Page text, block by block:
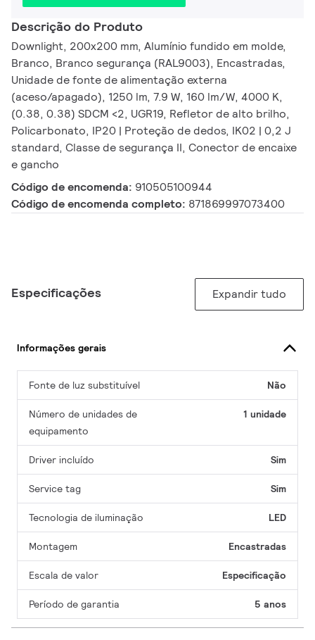
Descrição do Produto
Downlight, 200x200 mm, Alumínio fundido em molde,
Branco, Branco segurança (RAL9003), Encastradas,
Unidade de fonte de alimentação externa
(aceso/apagado), 1250 lm, 7.9 W, 160 lm/W, 4000 K,
(0.38, 0.38) SDCM <2, UGR19, Refletor de alto brilho,
Policarbonato, IP20 | Proteção de dedos, IK02 | 0,2 J
standard, Classe de segurança II, Conector de encaixe
e gancho
Código de encomenda: 910505100944
Código de encomenda completo: 871869997073400
Especificações Expandir tudo
Informações gerais
Fonte de luz substituível Não
Número de unidades de
equipamento
1 unidade
Driver incluído Sim
Service tag Sim
Tecnologia de iluminação LED
Montagem Encastradas
Escala de valor Especificação
Período de garantia 5 anos